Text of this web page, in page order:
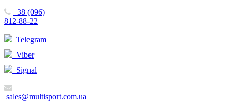
+38 (096)
812-88-22
Telegram
Viber
Signal
sales@multisport.com.ua